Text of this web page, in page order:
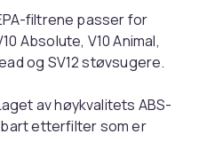
filtrene passer for
Absolute, V10 Animal,
og SV12 støvsugere.
av høykvalitets ABS-
etterfilter som er